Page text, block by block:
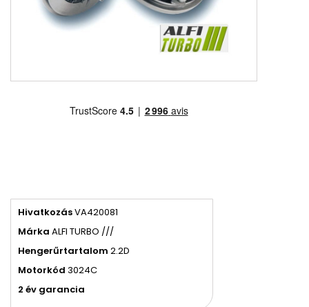
HivatkozásVA420081
Márka ALFI TURBO ///
Hengerűrtartalom 2.2D
Motorkód 3024C
2 év garancia